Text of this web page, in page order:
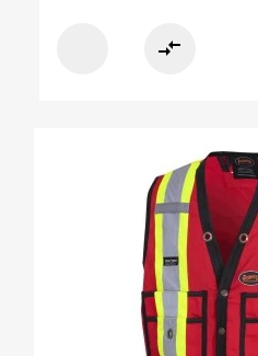
compare_arrows